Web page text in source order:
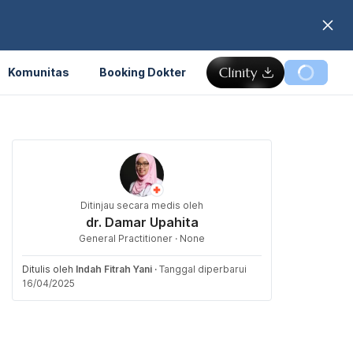
Komunitas Booking Dokter
Ditinjau secara medis oleh
dr. Damar Upahita
General Practitioner · None
Ditulis oleh Indah Fitrah Yani · Tanggal diperbarui
16/04/2025